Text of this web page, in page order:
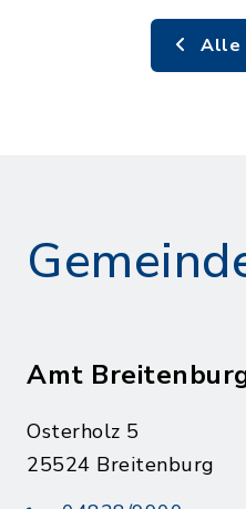
Alle
Amt
Osterholz 5
25524 Breitenburg